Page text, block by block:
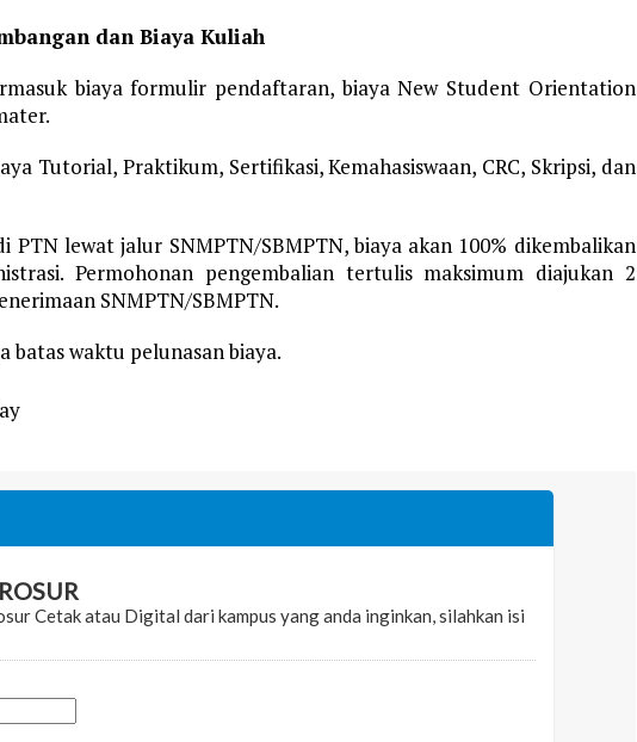
dan Biaya Kuliah
biaya formulir pendaftaran, biaya New Student Orientation
Tutorial, Praktikum, Sertifikasi, Kemahasiswaan, CRC, Skripsi, dan
PTN lewat jalur SNMPTN/SBMPTN, biaya akan 100% dikembalikan
Permohonan pengembalian tertulis maksimum diajukan 2
SNMPTN/SBMPTN.
waktu pelunasan biaya.